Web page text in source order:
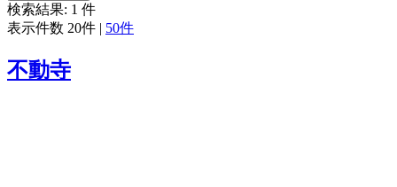
検索結果: 1 件
表示件数 20件 | 50件
不動寺